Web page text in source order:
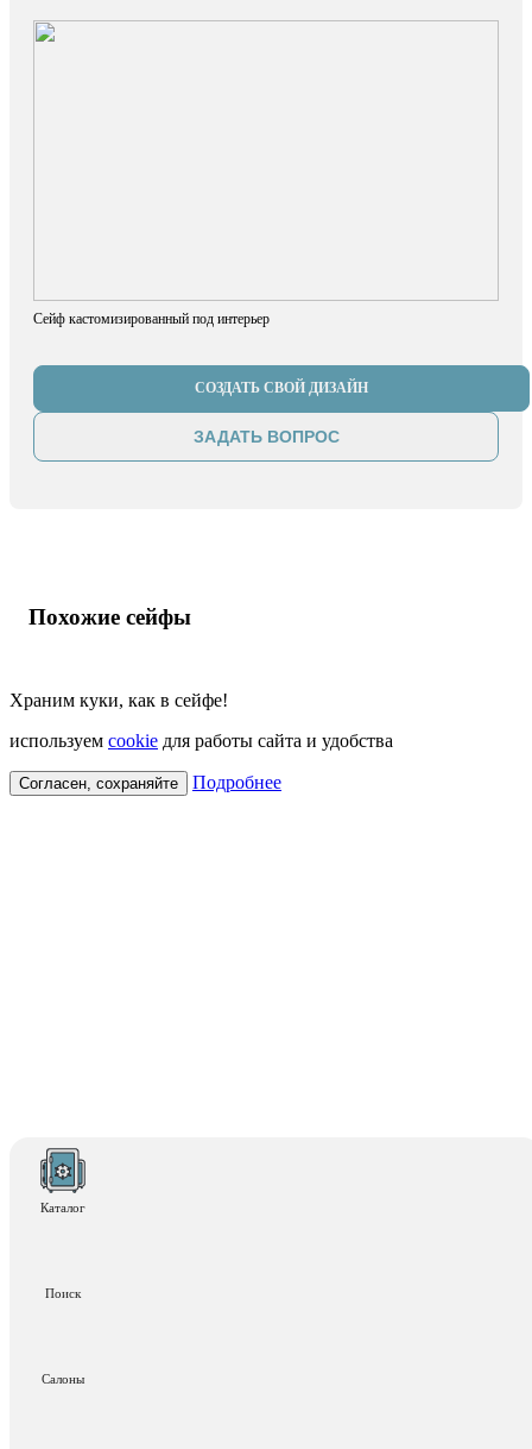
Каталог
Поиск
Салоны
Сейф кастомизированный под интерьер
СОЗДАТЬ СВОЙ ДИЗАЙН
ЗАДАТЬ ВОПРОС
Похожие сейфы
Храним куки, как в сейфе!
используем cookie для работы сайта и удобства
Согласен, сохраняйте Подробнее